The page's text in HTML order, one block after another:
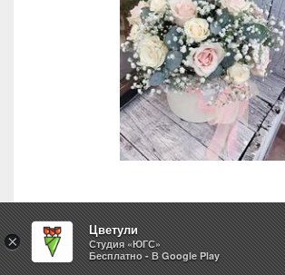
Гармоничный аккорд
×
Цветули
Студия «ЮГС»
Бесплатно - В Google Play